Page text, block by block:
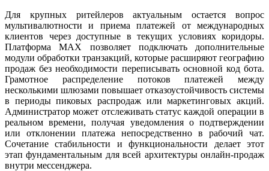
Для крупных ритейлеров актуальным остается вопрос
мультивалютности и приема платежей от международных
клиентов через доступные в текущих условиях коридоры.
Платформа MAX позволяет подключать дополнительные
модули обработки транзакций, которые расширяют географию
продаж без необходимости переписывать основной код бота.
Грамотное распределение потоков платежей между
несколькими шлюзами повышает отказоустойчивость системы
в периоды пиковых распродаж или маркетинговых акций.
Администратор может отслеживать статус каждой операции в
реальном времени, получая уведомления о подтверждении
или отклонении платежа непосредственно в рабочий чат.
Сочетание стабильности и функциональности делает этот
этап фундаментальным для всей архитектуры онлайн-продаж
внутри мессенджера.